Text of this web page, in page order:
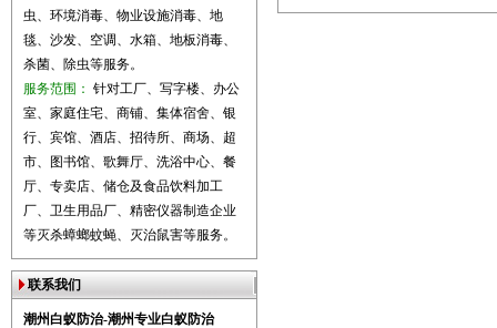
虫、环境消毒、物业设施消毒、地
毯、沙发、空调、水箱、地板消毒、
杀菌、除虫等服务。
服务范围： 针对工厂、写字楼、办公
室、家庭住宅、商铺、集体宿舍、银
行、宾馆、酒店、招待所、商场、超
市、图书馆、歌舞厅、洗浴中心、餐
厅、专卖店、储仓及食品饮料加工
厂、卫生用品厂、精密仪器制造企业
等灭杀蟑螂蚊蝇、灭治鼠害等服务。
联系我们
潮州白蚁防治-潮州专业白蚁防治